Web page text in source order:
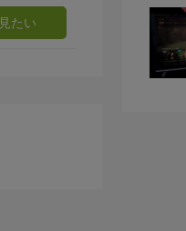
見たい